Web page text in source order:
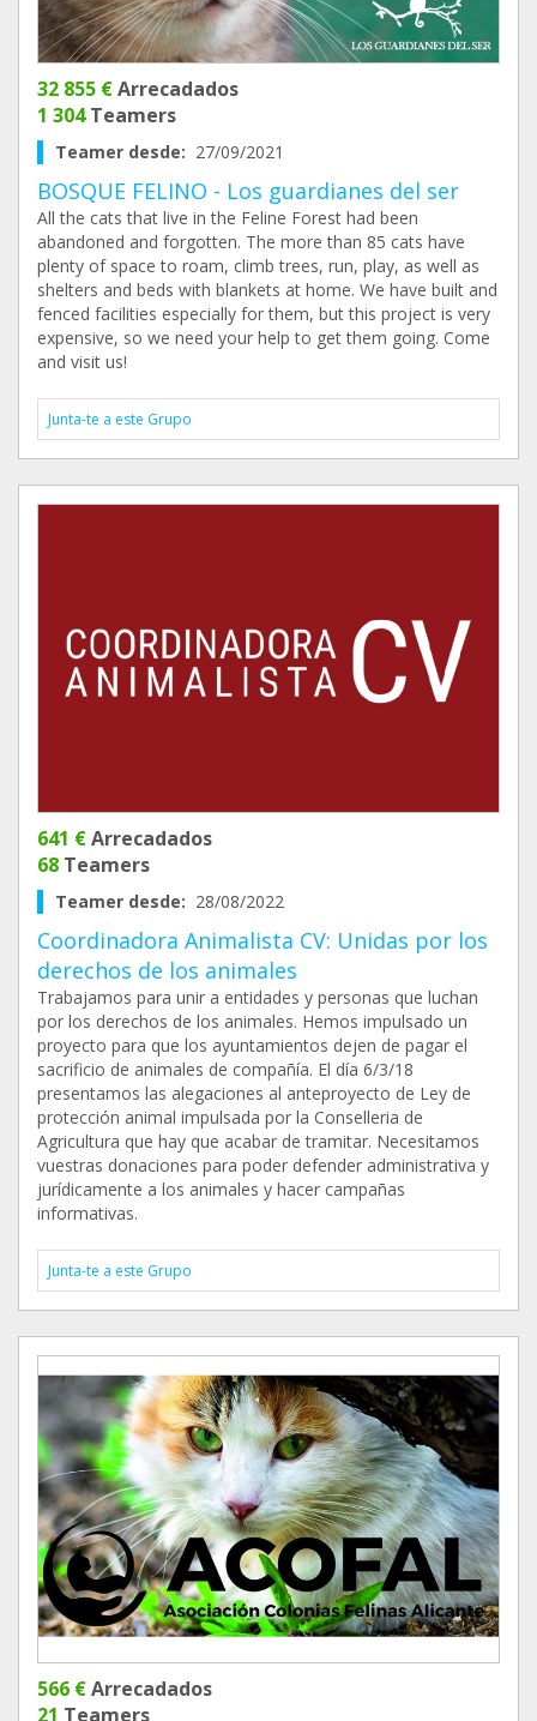
32 855 €Arrecadados
1 304Teamers
Teamer desde: 27/09/2021
BOSQUE FELINO - Los guardianes del ser
All the cats that live in the Feline Forest had been
abandoned and forgotten. The more than 85 cats have
plenty of space to roam, climb trees, run, play, as well as
shelters and beds with blankets at home. We have built and
fenced facilities especially for them, but this project is very
expensive, so we need your help to get them going. Come
and visit us!
Junta-te a este Grupo
641 €Arrecadados
68 Teamers
Teamer desde: 28/08/2022
Coordinadora Animalista CV: Unidas por los
derechos de los animales
Trabajamos para unir a entidades y personas que luchan
por los derechos de los animales. Hemos impulsado un
proyecto para que los ayuntamientos dejen de pagar el
sacrificio de animales de compañía. El día 6/3/18
presentamos las alegaciones al anteproyecto de Ley de
protección animal impulsada por la Conselleria de
Agricultura que hay que acabar de tramitar. Necesitamos
vuestras donaciones para poder defender administrativa y
jurídicamente a los animales y hacer campañas
informativas.
Junta-te a este Grupo
566 €Arrecadados
21 Teamers